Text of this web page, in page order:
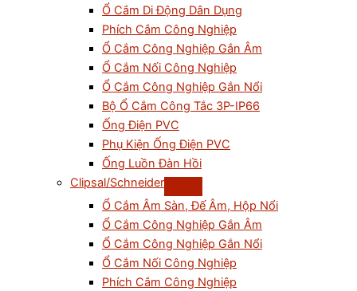
Ổ Cắm Di Động Dân Dụng
Phích Cắm Công Nghiệp
Ổ Cắm Công Nghiệp Gắn Âm
Ổ Cắm Nối Công Nghiệp
Ổ Cắm Công Nghiệp Gắn Nổi
Bộ Ổ Cắm Công Tắc 3P-IP66
Ống Điện PVC
Phụ Kiện Ống Điện PVC
Ống Luồn Đàn Hồi
Clipsal/Schneider
Ổ Cắm Âm Sàn, Đế Âm, Hộp Nổi
Ổ Cắm Công Nghiệp Gắn Âm
Ổ Cắm Công Nghiệp Gắn Nổi
Ổ Cắm Nối Công Nghiệp
Phích Cắm Công Nghiệp